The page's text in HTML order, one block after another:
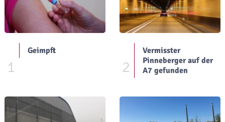
1
Geimpft
2
Vermisster
Pinneberger auf der
A7 gefunden